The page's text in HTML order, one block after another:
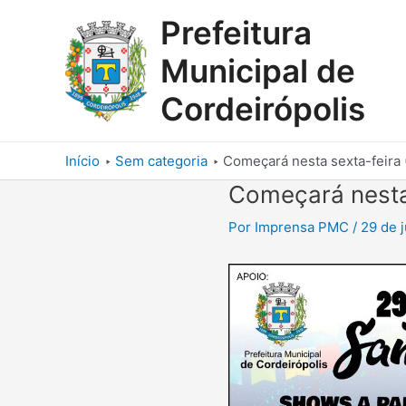
Prefeitura
Municipal de
Cordeirópolis
Início Sem categoria Começará nesta sexta-feira
Começará
Por Imprensa PMC / 29 de